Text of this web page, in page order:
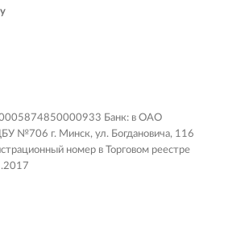
Банк: в ОАО
№706 г. Минск, ул. Богдановича, 116
номер в Торговом реестре